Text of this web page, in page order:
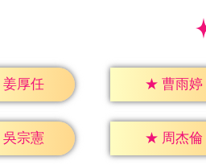
姜厚任 ★ 曹雨婷
吳宗憲 ★ 周杰倫